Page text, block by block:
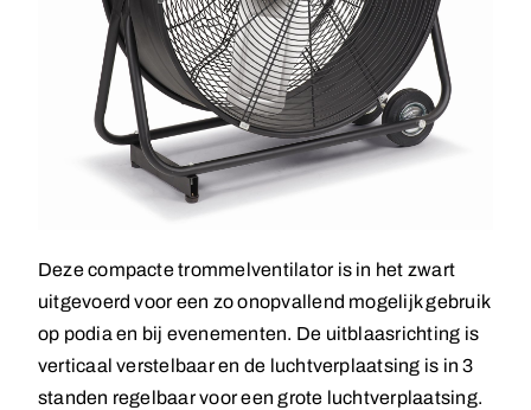
Deze compacte trommelventilator is in het zwart
uitgevoerd voor een zo onopvallend mogelijk gebruik
op podia en bij evenementen. De uitblaasrichting is
verticaal verstelbaar en de luchtverplaatsing is in 3
standen regelbaar voor een grote luchtverplaatsing.